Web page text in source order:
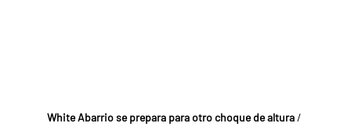
White Abarrio se prepara para otro choque de altura /